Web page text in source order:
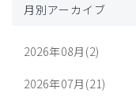
月別アーカイブ
2026年08月(2)
2026年07月(21)